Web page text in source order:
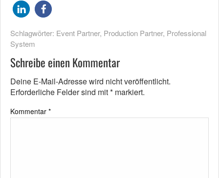
Schlagwörter: Event Partner, Production Partner, Professional
System
Schreibe einen Kommentar
Deine E-Mail-Adresse wird nicht veröffentlicht.
Erforderliche Felder sind mit* markiert.
Kommentar *